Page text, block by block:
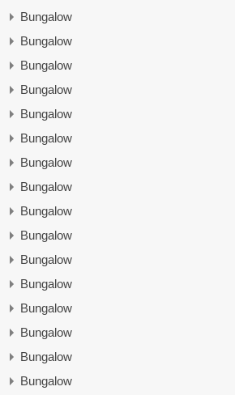
Bungalow
Bungalow
Bungalow
Bungalow
Bungalow
Bungalow
Bungalow
Bungalow
Bungalow
Bungalow
Bungalow
Bungalow
Bungalow
Bungalow
Bungalow
Bungalow